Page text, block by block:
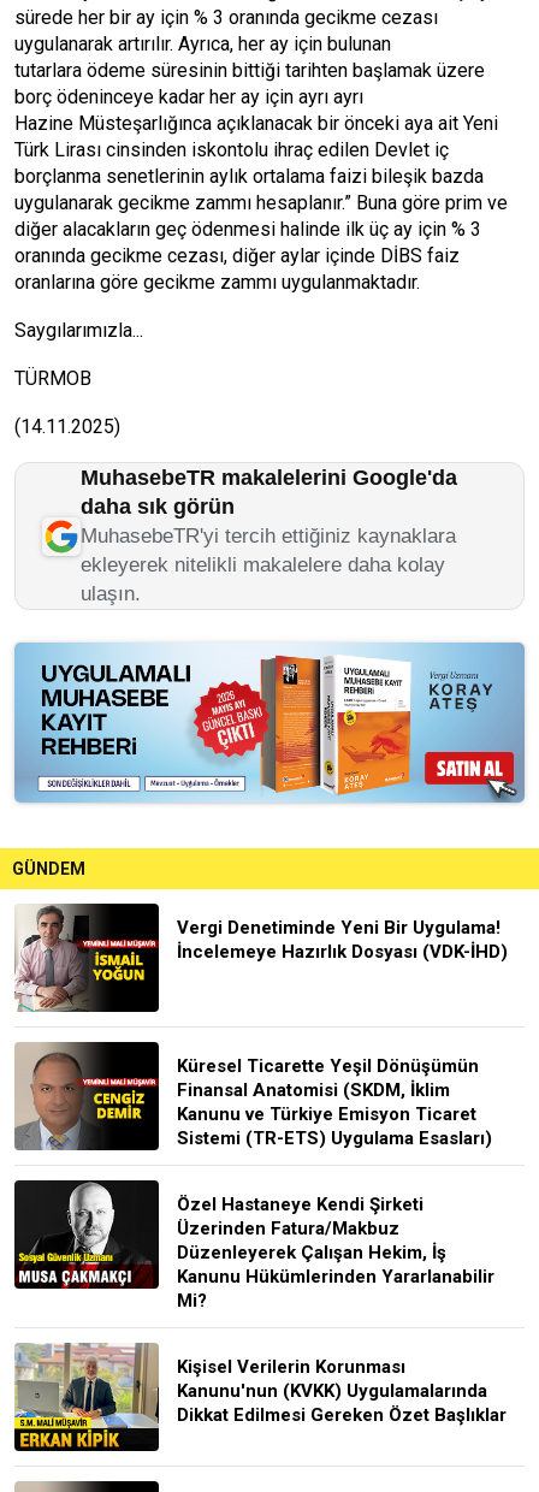
sürede her bir ay için % 3 oranında gecikme cezası
uygulanarak artırılır. Ayrıca, her ay için bulunan
tutarlara ödeme süresinin bittiği tarihten başlamak üzere
borç ödeninceye kadar her ay için ayrı ayrı
Hazine Müsteşarlığınca açıklanacak bir önceki aya ait Yeni
Türk Lirası cinsinden iskontolu ihraç edilen Devlet iç
borçlanma senetlerinin aylık ortalama faizi bileşik bazda
uygulanarak gecikme zammı hesaplanır.” Buna göre prim ve
diğer alacakların geç ödenmesi halinde ilk üç ay için % 3
oranında gecikme cezası, diğer aylar içinde DİBS faiz
oranlarına göre gecikme zammı uygulanmaktadır.
Saygılarımızla...
TÜRMOB
(14.11.2025)
MuhasebeTR makalelerini Google'da
daha sık görün
MuhasebeTR'yi tercih ettiğiniz kaynaklara
ekleyerek nitelikli makalelere daha kolay
ulaşın.
GÜNDEM
Vergi Denetiminde Yeni Bir Uygulama!
İncelemeye Hazırlık Dosyası (VDK-İHD)
Küresel Ticarette Yeşil Dönüşümün
Finansal Anatomisi (SKDM, İklim
Kanunu ve Türkiye Emisyon Ticaret
Sistemi (TR-ETS) Uygulama Esasları)
Özel Hastaneye Kendi Şirketi
Üzerinden Fatura/Makbuz
Düzenleyerek Çalışan Hekim, İş
Kanunu Hükümlerinden Yararlanabilir
Mi?
Kişisel Verilerin Korunması
Kanunu'nun (KVKK) Uygulamalarında
Dikkat Edilmesi Gereken Özet Başlıklar